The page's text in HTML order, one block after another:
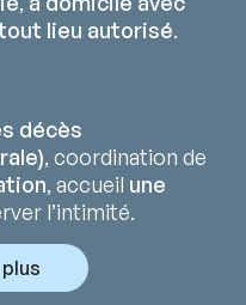
lieu autorisé.
décès
, coordination de
, accueil une
l’intimité.